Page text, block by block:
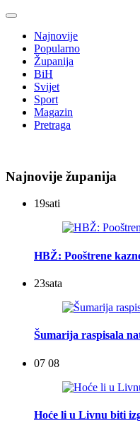
Najnovije
Popularno
Županija
BiH
Svijet
Sport
Magazin
Pretraga
Najnovije županija
19sati
HBŽ: Pooštrene
23sata
Šumarija raspisala
07 08
Hoće li u Livnu biti